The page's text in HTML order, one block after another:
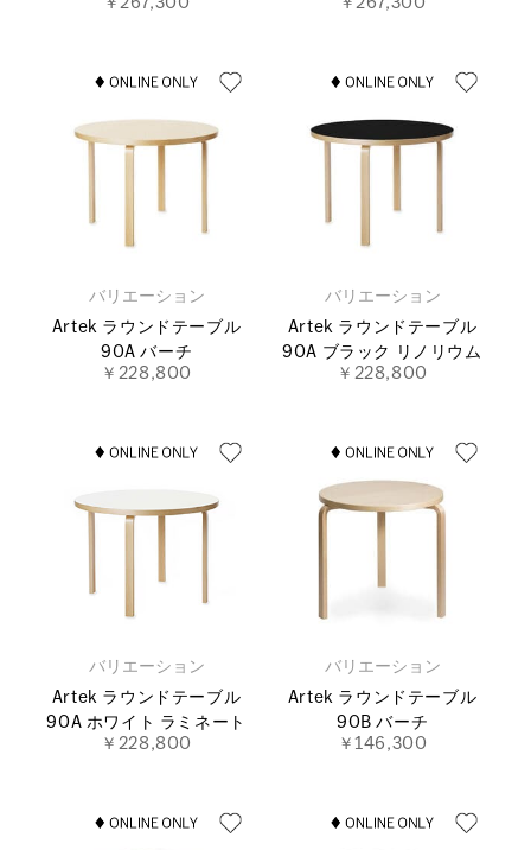
￥267,300
￥267,300
バリエーション
Artek ラウンドテーブル
90A バーチ
￥228,800
バリエーション
Artek ラウンドテーブル
90A ブラック リノリウム
￥228,800
バリエーション
Artek ラウンドテーブル
90A ホワイト ラミネート
￥228,800
バリエーション
Artek ラウンドテーブル
90B バーチ
￥146,300